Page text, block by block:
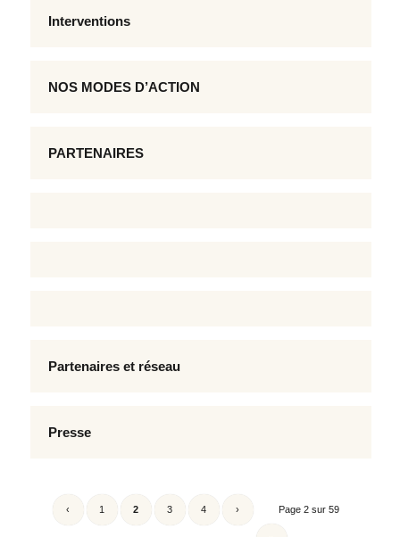
Interventions
NOS MODES D’ACTION
PARTENAIRES
Partenaires et réseau
Presse
Page 2 sur 59
‹ 1 2 3 4 ›